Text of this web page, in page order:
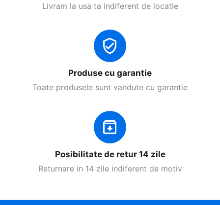
Livram la usa ta indiferent de locatie
Produse cu garantie
Toate produsele sunt vandute cu garantie
Posibilitate de retur 14 zile
Returnare in 14 zile indiferent de motiv